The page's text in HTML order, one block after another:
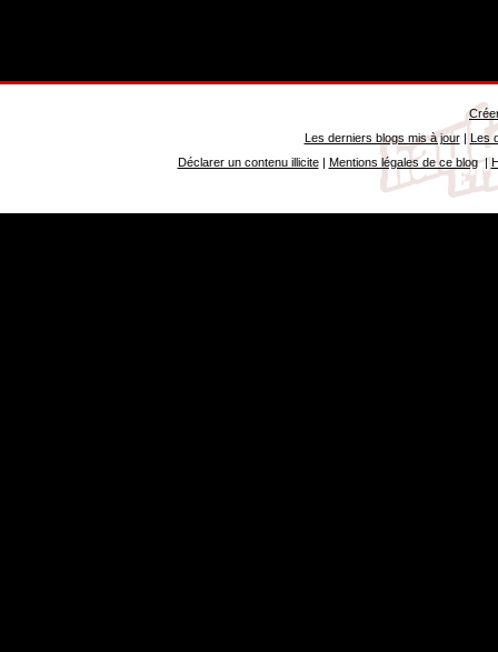
Les derniers blogs mis à jour| Les
Déclarer un contenu illicite| Mentions légales de ce blog|